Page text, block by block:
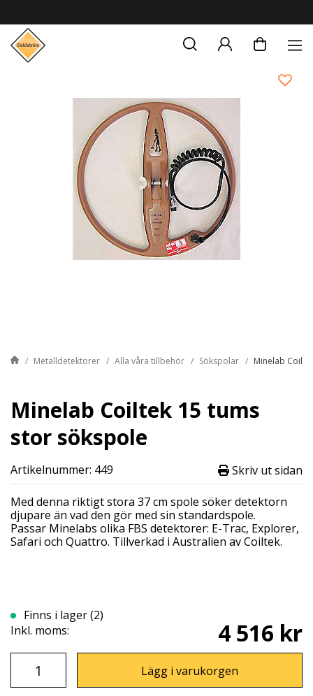
Metalldetektorer Alla våra tillbehör Sökspolar Minelab
Minelab Coiltek 15 tums
stor sökspole
Artikelnummer: 449 Skriv ut sidan
Med denna riktigt stora 37 cm spole söker detektorn
djupare än vad den gör med sin standardspole.
Passar Minelabs olika FBS detektorer: E-Trac, Explorer,
Safari och Quattro. Tillverkad i Australien av Coiltek.
Finns i lager (2)
Inkl. moms:
4 516 kr
Lägg i varukorgen